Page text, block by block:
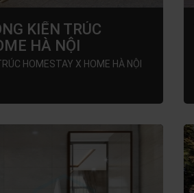
KIẾN TRÚC
HÀ NỘI
HOMESTAY X HOME HÀ NỘI